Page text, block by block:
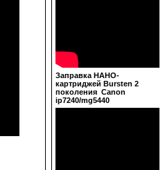
Заправка НАНО-
картриджей Bursten 2
поколения Canon
ip7240/mg5440